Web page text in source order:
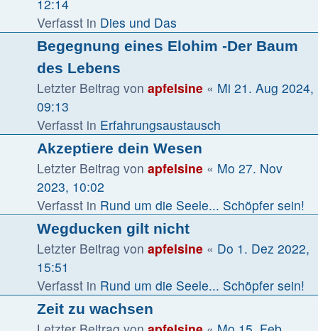
12:14
Verfasst in Dies und Das
Begegnung eines Elohim -Der Baum
des Lebens
Letzter Beitrag von apfelsine « Mi 21. Aug 2024,
09:13
Verfasst in Erfahrungsaustausch
Akzeptiere dein Wesen
Letzter Beitrag von apfelsine « Mo 27. Nov
2023, 10:02
Verfasst in Rund um die Seele... Schöpfer sein!
Wegducken gilt nicht
Letzter Beitrag von apfelsine « Do 1. Dez 2022,
15:51
Verfasst in Rund um die Seele... Schöpfer sein!
Zeit zu wachsen